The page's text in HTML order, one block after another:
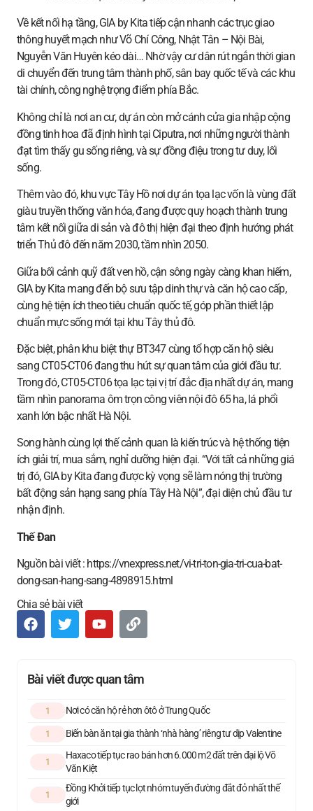
Về kết nối hạ tầng, GIA by Kita tiếp cận nhanh các trục giao
thông huyết mạch như Võ Chí Công, Nhật Tân – Nội Bài,
Nguyễn Văn Huyên kéo dài… Nhờ vậy cư dân rút ngắn thời gian
di chuyển đến trung tâm thành phố, sân bay quốc tế và các khu
tài chính, công nghệ trọng điểm phía Bắc.
Không chỉ là nơi an cư, dự án còn mở cánh cửa gia nhập cộng
đồng tinh hoa đã định hình tại Ciputra, nơi những người thành
đạt tìm thấy gu sống riêng, và sự đồng điệu trong tư duy, lối
sống.
Thêm vào đó, khu vực Tây Hồ nơi dự án tọa lạc vốn là vùng đất
giàu truyền thống văn hóa, đang được quy hoạch thành trung
tâm kết nối giữa di sản và đô thị hiện đại theo định hướng phát
triển Thủ đô đến năm 2030, tầm nhìn 2050.
Giữa bối cảnh quỹ đất ven hồ, cận sông ngày càng khan hiếm,
GIA by Kita mang đến bộ sưu tập dinh thự và căn hộ cao cấp,
cùng hệ tiện ích theo tiêu chuẩn quốc tế, góp phần thiết lập
chuẩn mực sống mới tại khu Tây thủ đô.
Đặc biệt, phân khu biệt thự BT347 cùng tổ hợp căn hộ siêu
sang CT05-CT06 đang thu hút sự quan tâm của giới đầu tư.
Trong đó, CT05-CT06 tọa lạc tại vị trí đắc địa nhất dự án, mang
tầm nhìn panorama ôm trọn công viên nội đô 65 ha, lá phổi
xanh lớn bậc nhất Hà Nội.
Song hành cùng lợi thế cảnh quan là kiến trúc và hệ thống tiện
ích giải trí, mua sắm, nghỉ dưỡng hiện đại. “Với tất cả những giá
trị đó, GIA by Kita đang được kỳ vọng sẽ làm nóng thị trường
bất động sản hạng sang phía Tây Hà Nội”, đại diện chủ đầu tư
nhận định.
Thế Đan
Nguồn bài viết : https://vnexpress.net/vi-tri-ton-gia-tri-cua-bat-
dong-san-hang-sang-4898915.html
Chia sẻ bài viết
Bài viết được quan tâm
1 Nơi có căn hộ rẻ hơn ôtô ở Trung Quốc
1 Biến bàn ăn tại gia thành ‘nhà hàng’ riêng tư dịp Valentine
1
Haxaco tiếp tục rao bán hơn 6.000 m2 đất trên đại lộ Võ
Văn Kiệt
1
Đồng Khởi tiếp tục lọt nhóm tuyến đường đắt đỏ nhất thế
giới